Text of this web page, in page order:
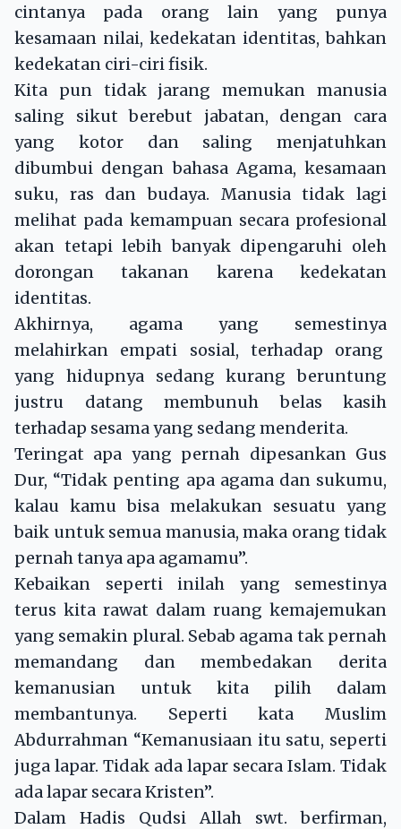
cintanya pada orang lain yang punya
kesamaan nilai, kedekatan identitas, bahkan
kedekatan ciri-ciri fisik.
Kita pun tidak jarang memukan manusia
saling sikut berebut jabatan, dengan cara
yang kotor dan saling menjatuhkan
dibumbui dengan bahasa Agama, kesamaan
suku, ras dan budaya. Manusia tidak lagi
melihat pada kemampuan secara profesional
akan tetapi lebih banyak dipengaruhi oleh
dorongan takanan karena kedekatan
identitas.
Akhirnya, agama yang semestinya
melahirkan empati sosial, terhadap orang
yang hidupnya sedang kurang beruntung
justru datang membunuh belas kasih
terhadap sesama yang sedang menderita.
Teringat apa yang pernah dipesankan Gus
Dur, “Tidak penting apa agama dan sukumu,
kalau kamu bisa melakukan sesuatu yang
baik untuk semua manusia, maka orang tidak
pernah tanya apa agamamu”.
Kebaikan seperti inilah yang semestinya
terus kita rawat dalam ruang kemajemukan
yang semakin plural. Sebab agama tak pernah
memandang dan membedakan derita
kemanusian untuk kita pilih dalam
membantunya. Seperti kata Muslim
Abdurrahman “Kemanusiaan itu satu, seperti
juga lapar. Tidak ada lapar secara Islam. Tidak
ada lapar secara Kristen”.
Dalam Hadis Qudsi Allah swt. berfirman,